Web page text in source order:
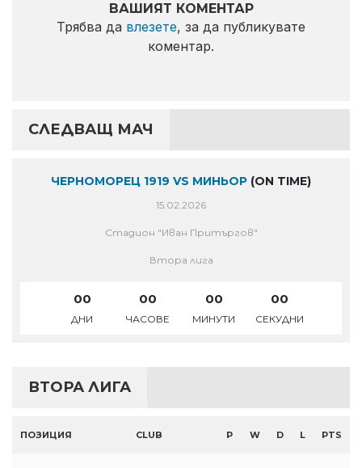
ВАШИЯТ КОМЕНТАР
Трябва да влезете, за да публикувате
коментар.
СЛЕДВАЩ МАЧ
ЧЕРНОМОРЕЦ 1919 VS МИНЬОР (ON TIME)
15.02.2026
Стадион "Иван Притъргов"
Втора лига
00
ДНИ
00
ЧАСОВЕ
00
МИНУТИ
00
СЕКУДНИ
ВТОРА ЛИГА
ПОЗИЦИЯ CLUB P W D L PTS